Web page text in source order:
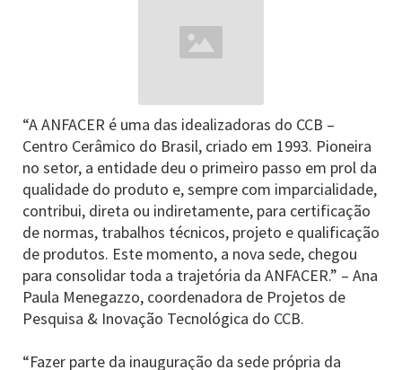
“A ANFACER é uma das idealizadoras do CCB –
Centro Cerâmico do Brasil, criado em 1993. Pioneira
no setor, a entidade deu o primeiro passo em prol da
qualidade do produto e, sempre com imparcialidade,
contribui, direta ou indiretamente, para certificação
de normas, trabalhos técnicos, projeto e qualificação
de produtos. Este momento, a nova sede, chegou
para consolidar toda a trajetória da ANFACER.” – Ana
Paula Menegazzo, coordenadora de Projetos de
Pesquisa & Inovação Tecnológica do CCB.
“Fazer parte da inauguração da sede própria da